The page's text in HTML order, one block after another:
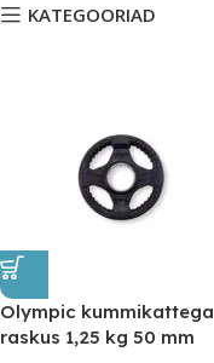
KATEGOORIAD
Olympic kummikattega
raskus 1,25 kg 50 mm